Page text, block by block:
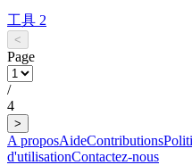
工具 2
<
Page
/
4
>
A proposAideContributions
d'utilisationContactez-nous